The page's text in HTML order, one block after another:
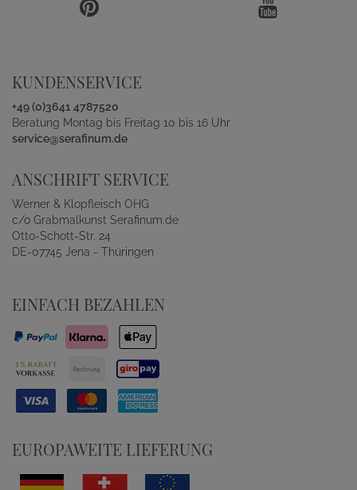
KUNDENSERVICE
+49 (0)3641 4787520
Beratung Montag bis Freitag 10 bis 16 Uhr
service@serafinum.de
ANSCHRIFT SERVICE
Werner & Klopfleisch OHG
c/o Grabmalkunst Serafinum.de
Otto-Schott-Str. 24
DE-07745 Jena - Thüringen
EINFACH BEZAHLEN
EUROPAWEITE LIEFERUNG